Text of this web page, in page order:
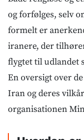
og forfølges, selv
formelt er
iranere, der
flygtet til udlandet
En oversigt over
Iran og deres
organisationen